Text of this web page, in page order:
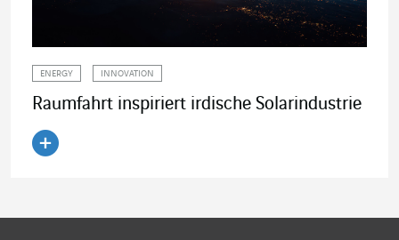
ENERGY INNOVATION
Raumfahrt inspiriert irdische Solarindustrie